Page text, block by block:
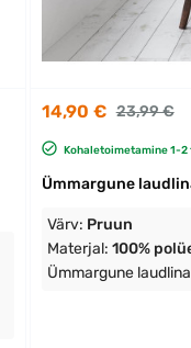
14,90 € 23,99 €
Kohaletoimetamine 1-
Ümmargune
Värv: Pruun
Materjal: 100%
Ümmargune